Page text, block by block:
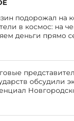
подорожал на
в космос: на
деньги прямо
обсудили